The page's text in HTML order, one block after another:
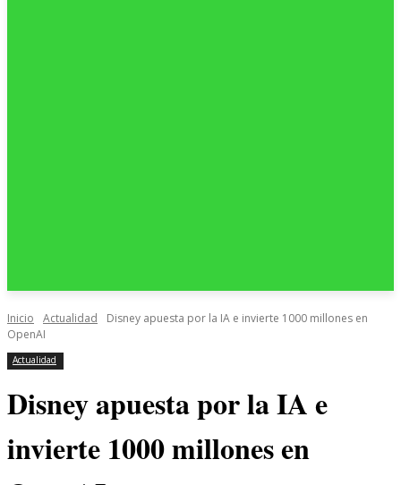
Inicio Actualidad
Disney apuesta por la IA e invierte 1000 millones en
OpenAI
Actualidad
Disney apuesta por la IA e
invierte 1000 millones en